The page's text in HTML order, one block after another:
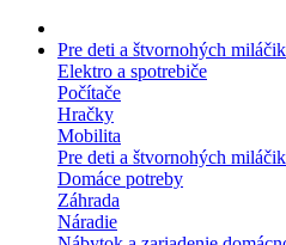
Pre deti a štvornohých
Elektro a spotrebiče
Počítače
Hračky
Mobilita
Pre deti a štvornohých
Domáce potreby
Záhrada
Náradie